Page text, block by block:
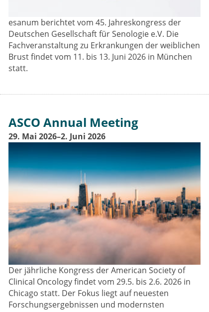
esanum berichtet vom 45. Jahreskongress der
Deutschen Gesellschaft für Senologie e.V. Die
Fachveranstaltung zu Erkrankungen der weiblichen
Brust findet vom 11. bis 13. Juni 2026 in München
statt.
ASCO Annual Meeting
29. Mai 2026–2. Juni 2026
Der jährliche Kongress der American Society of
Clinical Oncology findet vom 29.5. bis 2.6. 2026 in
Chicago statt. Der Fokus liegt auf neuesten
Forschungsergebnissen und modernsten